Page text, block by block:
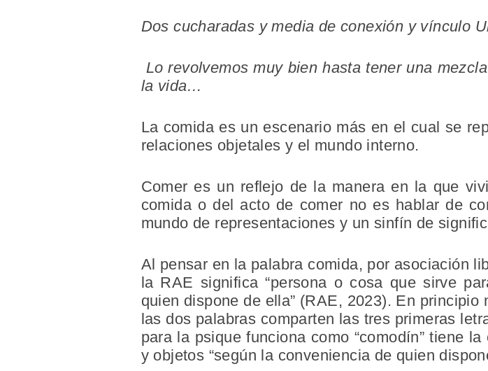
Dos cucharadas y media de conexión y vínculo
Lo revolvemos muy bien hasta tener una
la vida…
La comida es un escenario más en el cual se
relaciones objetales y el mundo interno.
Comer es un reflejo de la manera en la que
comida o del acto de comer no es hablar de
mundo de representaciones y un sinfín de
Al pensar en la palabra comida, por asociación
la RAE significa “persona o cosa que sirve
quien dispone de ella” (RAE, 2023). En
las dos palabras comparten las tres primeras
para la psique funciona como “comodín” tiene
y objetos “según la conveniencia de quien